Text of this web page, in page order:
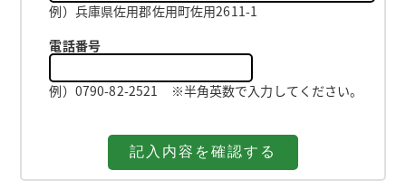
例）兵庫県佐用郡佐用町佐用2611-1
電話番号
例）0790-82-2521 ※半角英数で入力してください。